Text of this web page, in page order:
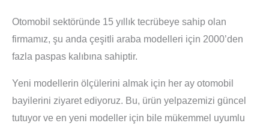
Otomobil sektöründe 15 yıllık tecrübeye sahip olan
firmamız, şu anda çeşitli araba modelleri için 2000’den
fazla paspas kalıbına sahiptir.
Yeni modellerin ölçülerini almak için her ay otomobil
bayilerini ziyaret ediyoruz. Bu, ürün yelpazemizi güncel
tutuyor ve en yeni modeller için bile mükemmel uyumlu